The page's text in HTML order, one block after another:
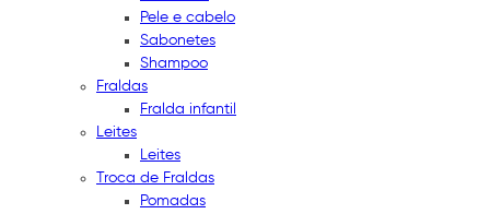
Pele e cabelo
Sabonetes
Shampoo
Fraldas
Fralda infantil
Leites
Leites
Troca de Fraldas
Pomadas